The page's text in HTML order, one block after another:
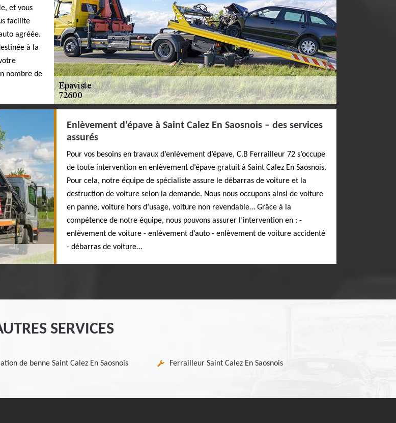
et vous
facilite
agréée.
à la
nombre de
Enlèvement d’épave à Saint Calez En Saosnois – des services
assurés
Pour vos besoins en travaux d’enlèvement d’épave, C.B Ferrailleur 72 s’occupe
de toute intervention en enlèvement d’épave gratuit à Saint Calez En Saosnois.
Pour cela, notre équipe de spécialiste assure le débarras de voiture et la
destruction de voiture selon la demande. Nous nous occupons ainsi de voiture
en panne, voiture hors d’usage, voiture non revendable… Grâce à la
compétence de notre équipe, nous pouvons assurer l’intervention en : -
enlèvement de voiture - enlèvement d’auto - enlèvement de voiture accidenté
- débarras de voiture…
SERVICES
de benne Saint Calez En Saosnois Ferrailleur Saint Calez En Saosnois